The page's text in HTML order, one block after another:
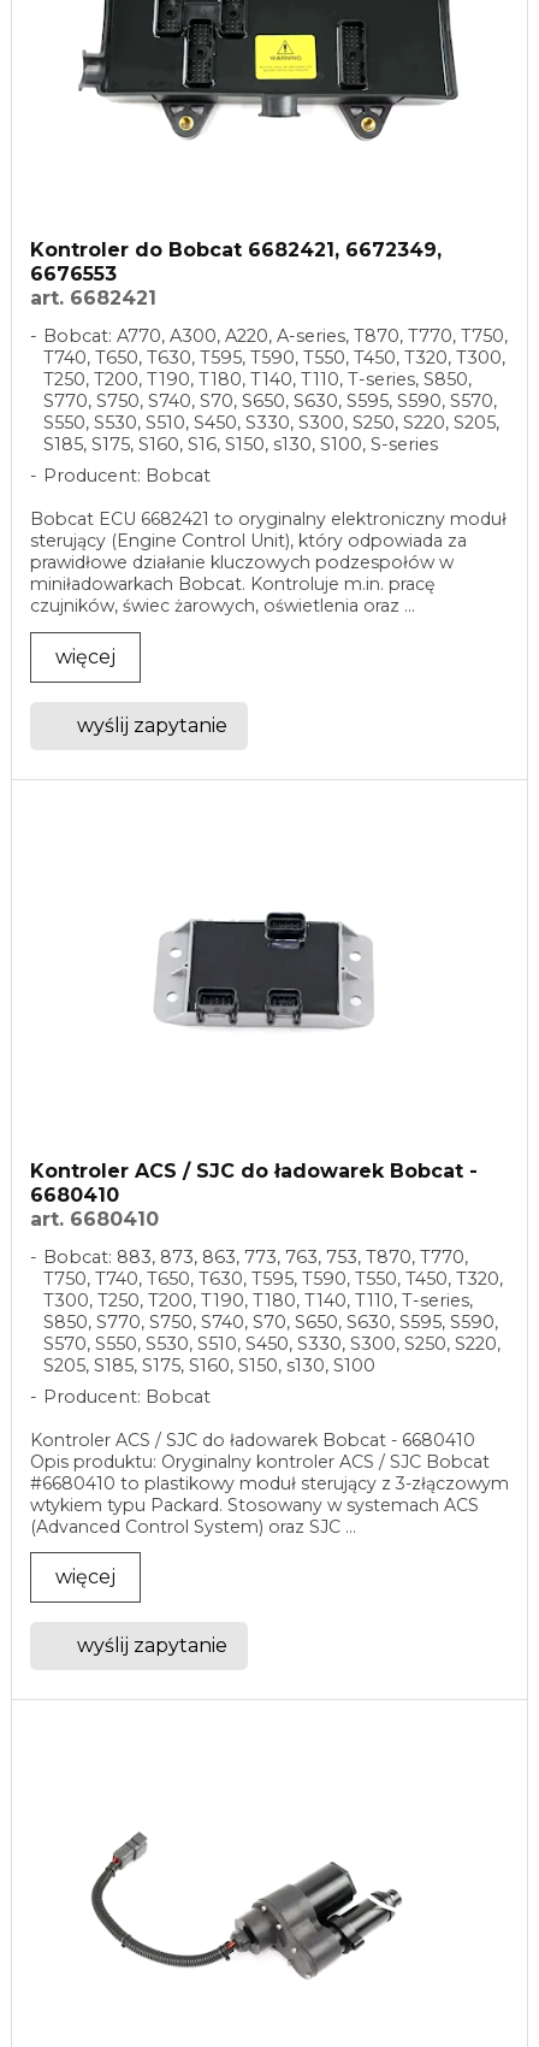
Kontroler do Bobcat 6682421, 6672349,
6676553
art. 6682421
Bobcat: A770, A300, A220, A-series, T870, T770, T750,
T740, T650, T630, T595, T590, T550, T450, T320, T300,
T250, T200, T190, T180, T140, T110, T-series, S850,
S770, S750, S740, S70, S650, S630, S595, S590, S570,
S550, S530, S510, S450, S330, S300, S250, S220, S205,
S185, S175, S160, S16, S150, s130, S100, S-series
Producent: Bobcat
Bobcat ECU 6682421 to oryginalny elektroniczny moduł
sterujący (Engine Control Unit), który odpowiada za
prawidłowe działanie kluczowych podzespołów w
miniładowarkach Bobcat. Kontroluje m.in. pracę
czujników, świec żarowych, oświetlenia oraz ...
więcej
wyślij zapytanie
Kontroler ACS / SJC do ładowarek Bobcat -
6680410
art. 6680410
Bobcat: 883, 873, 863, 773, 763, 753, T870, T770,
T750, T740, T650, T630, T595, T590, T550, T450, T320,
T300, T250, T200, T190, T180, T140, T110, T-series,
S850, S770, S750, S740, S70, S650, S630, S595, S590,
S570, S550, S530, S510, S450, S330, S300, S250, S220,
S205, S185, S175, S160, S150, s130, S100
Producent: Bobcat
Kontroler ACS / SJC do ładowarek Bobcat - 6680410
Opis produktu: Oryginalny kontroler ACS / SJC Bobcat
#6680410 to plastikowy moduł sterujący z 3-złączowym
wtykiem typu Packard. Stosowany w systemach ACS
(Advanced Control System) oraz SJC ...
więcej
wyślij zapytanie